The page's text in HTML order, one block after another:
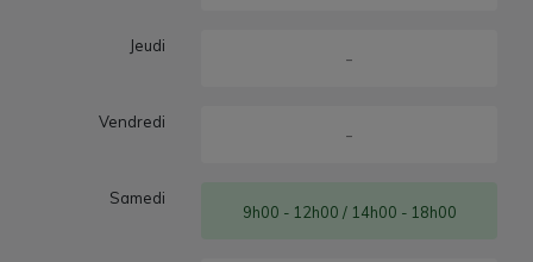
Jeudi
-
Vendredi
-
Samedi
9h00 - 12h00 / 14h00 - 18h00